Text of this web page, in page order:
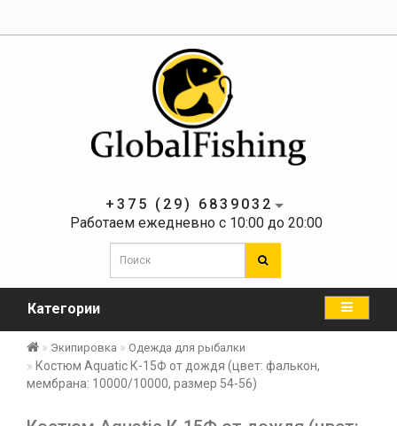
+375 (29) 6839032
Работаем ежедневно с 10:00 до 20:00
Категории
Экипировка Одежда для рыбалки
Костюм Aquatic К-15Ф от дождя (цвет: фалькон,
мембрана: 10000/10000, размер 54-56)